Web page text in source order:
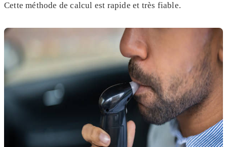
Cette méthode de calcul est rapide et très fiable.